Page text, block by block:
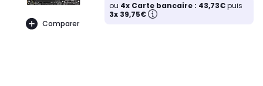
Comparer
ou 4x Carte bancaire : 43,73€puis
3x 39,75€